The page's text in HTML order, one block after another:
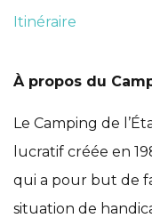
Itinéraire
À propos du
Le Camping de
lucratif créée en
qui a pour but de
situation de